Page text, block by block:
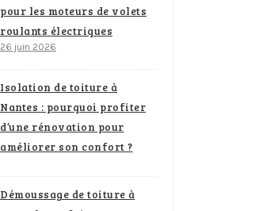
pour les moteurs de volets
roulants électriques
26 juin 2026
Isolation de toiture à
Nantes : pourquoi profiter
d’une rénovation pour
améliorer son confort ?
Démoussage de toiture à